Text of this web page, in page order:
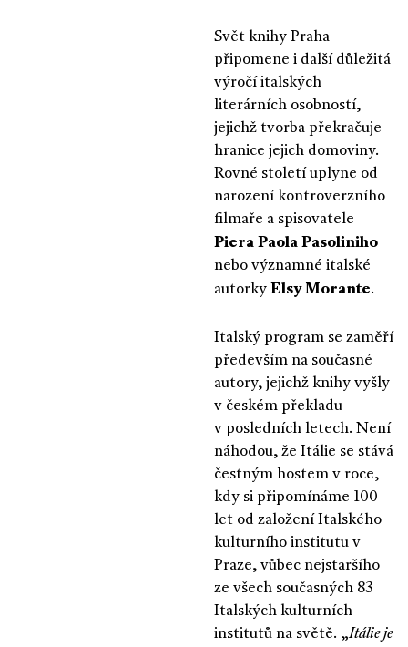
Svět knihy Praha
připomene i další důležitá
výročí italských
literárních osobností,
jejichž tvorba překračuje
hranice jejich domoviny.
Rovné století uplyne od
narození kontroverzního
filmaře a spisovatele
Piera Paola Pasoliniho
nebo významné italské
autorky Elsy Morante.
Italský program se zaměří
především na současné
autory, jejichž knihy vyšly
v českém překladu
v posledních letech. Není
náhodou, že Itálie se stává
čestným hostem v roce,
kdy si připomínáme 100
let od založení Italského
kulturního institutu v
Praze, vůbec nejstaršího
ze všech současných 83
Italských kulturních
institutů na světě. „Itálie je